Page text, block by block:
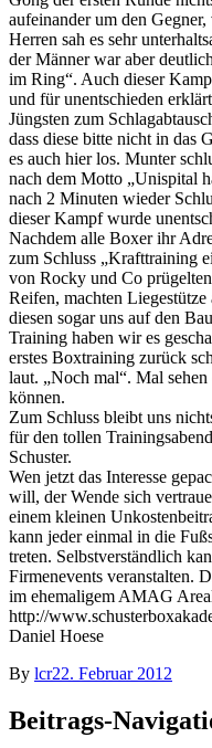
aufeinander um den
Herren sah es sehr
der Männer war aber
im Ring“. Auch dieser
und für unentschieden
Jüngsten zum
dass diese bitte nicht in das
es auch hier los. Munter
nach dem Motto „Unispital
nach 2 Minuten wieder
dieser Kampf wurde
Nachdem alle Boxer ihr
zum Schluss „Krafttraining
von Rocky und Co
Reifen, machten
diesen sogar uns auf den
Training haben wir es
erstes Boxtraining zurück
laut. „Noch mal“. Mal
können.
Zum Schluss bleibt uns
für den tollen
Schuster.
Wen jetzt das Interesse
will, der Wende sich
einem kleinen
kann jeder einmal in die
treten. Selbstverständlich
Firmenevents veranstalten.
im ehemaligem AMAG
http://
Daniel Hoese
By lcr22. Februar 2012
Beitrags-